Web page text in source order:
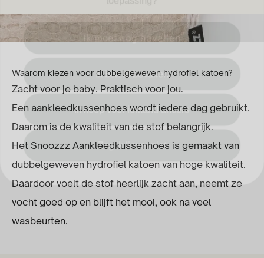
Waarom kiezen voor dubbelgeweven hydrofiel katoen?
Zacht voor je baby. Praktisch voor jou.
Een aankleedkussenhoes wordt iedere dag gebruikt.
Daarom is de kwaliteit van de stof belangrijk.
Het Snoozzz Aankleedkussenhoes is gemaakt van
dubbelgeweven hydrofiel katoen van hoge kwaliteit.
Daardoor voelt de stof heerlijk zacht aan, neemt ze
vocht goed op en blijft het mooi, ook na veel
wasbeurten.
Ik moet nog bevallen
Ik koop voor iemand anders
Zeg ik liever niet